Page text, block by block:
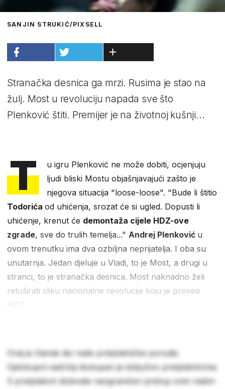
SANJIN STRUKIĆ/PIXSELL
Stranačka desnica ga mrzi. Rusima je stao na
žulj. Most u revoluciju napada sve što
Plenković štiti. Premijer je na životnoj kušnji...
T
u igru Plenković ne može dobiti, ocjenjuju
ljudi bliski Mostu objašnjavajući zašto je
njegova situacija "loose-loose". "Bude li štitio
Todorića od uhićenja, srozat će si ugled. Dopusti li
uhićenje, krenut će demontaža cijele HDZ-ove
zgrade, sve do trulih temelja..." Andrej Plenković u
ovom trenutku ima dva ozbiljna neprijatelja. I oba su
unutarnja. Jedan djeluje u Vladi, to je Most, a drugi u
stranci, to je stranačka desnica. Most naknadno želi
retuširati sliku nacionalne revolucije koju je proveo
HDZ.
Ovaj je članak dio naše pretplatničke ponude.
Cjelokupni sadržaj dostupan je isključivo pretplatnicima.
S pretplatom dobivate neograničen pristup svim našim